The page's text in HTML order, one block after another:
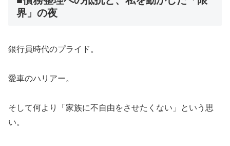
界」の夜
銀行員時代のプライド。
愛車のハリアー。
そして何より「家族に不自由をさせたくない」という思
い。